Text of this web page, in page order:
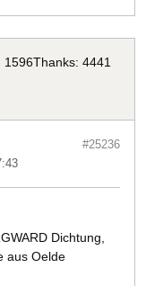
1596Thanks: 4441
#25236
Dichtung,
aus Oelde